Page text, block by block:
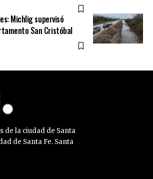
Michlig supervisó
San Cristóbal
de la ciudad de Santa
de Santa Fe. Santa